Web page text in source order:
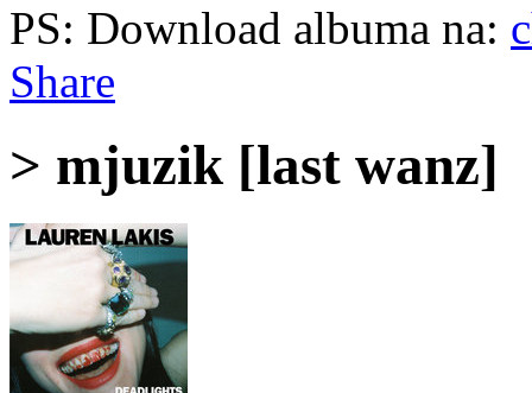
PS: Download albuma na:
Share
> mjuzik [last wanz]